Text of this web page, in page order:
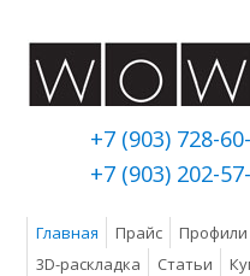
+7 (903) 728-
+7 (903) 202-
Главная Прайс Профили
3D-раскладка
Статьи